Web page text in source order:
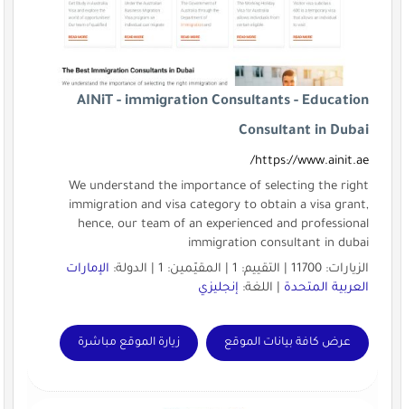
AINiT - immigration Consultants - Education
Consultant in Dubai
https://www.ainit.ae/
We understand the importance of selecting the right
immigration and visa category to obtain a visa grant,
hence, our team of an experienced and professional
immigration consultant in dubai
الزيارات: 11700 | التقييم: 1 | المقيّمين: 1 | الدولة:
الإمارات
العربية المتحدة| اللغة: إنجليزي
عرض كافة بيانات الموقع زيارة الموقع مباشرة